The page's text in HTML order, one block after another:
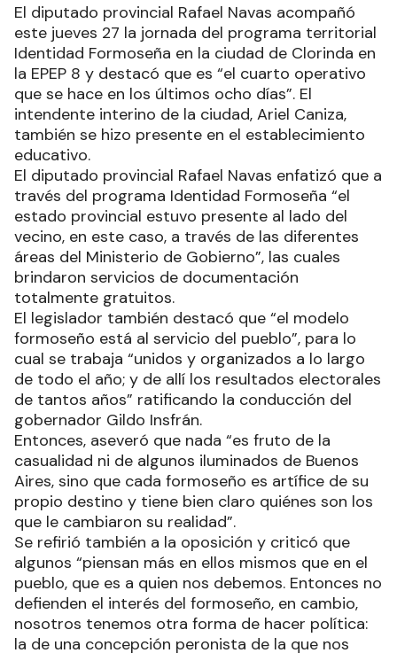
El diputado provincial Rafael Navas acompañó
este jueves 27 la jornada del programa territorial
Identidad Formoseña en la ciudad de Clorinda en
la EPEP 8 y destacó que es “el cuarto operativo
que se hace en los últimos ocho días”. El
intendente interino de la ciudad, Ariel Caniza,
también se hizo presente en el establecimiento
educativo.
El diputado provincial Rafael Navas enfatizó que a
través del programa Identidad Formoseña “el
estado provincial estuvo presente al lado del
vecino, en este caso, a través de las diferentes
áreas del Ministerio de Gobierno”, las cuales
brindaron servicios de documentación
totalmente gratuitos.
El legislador también destacó que “el modelo
formoseño está al servicio del pueblo”, para lo
cual se trabaja “unidos y organizados a lo largo
de todo el año; y de allí los resultados electorales
de tantos años” ratificando la conducción del
gobernador Gildo Insfrán.
Entonces, aseveró que nada “es fruto de la
casualidad ni de algunos iluminados de Buenos
Aires, sino que cada formoseño es artífice de su
propio destino y tiene bien claro quiénes son los
que le cambiaron su realidad”.
Se refirió también a la oposición y criticó que
algunos “piensan más en ellos mismos que en el
pueblo, que es a quien nos debemos. Entonces no
defienden el interés del formoseño, en cambio,
nosotros tenemos otra forma de hacer política:
la de una concepción peronista de la que nos